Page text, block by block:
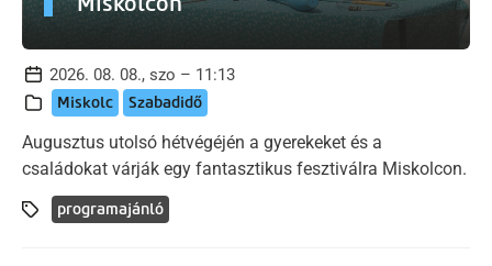
2026. 08. 08., szo – 11:13
Miskolc Szabadidő
Augusztus utolsó hétvégéjén a gyerekeket és a
családokat várják egy fantasztikus fesztiválra Miskolcon.
programajánló